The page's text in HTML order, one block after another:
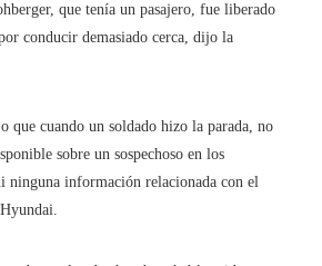
que tenía un pasajero, fue liberado
conducir demasiado cerca, dijo la
que cuando un soldado hizo la parada, no
sobre un sospechoso en los
ninguna información relacionada con el